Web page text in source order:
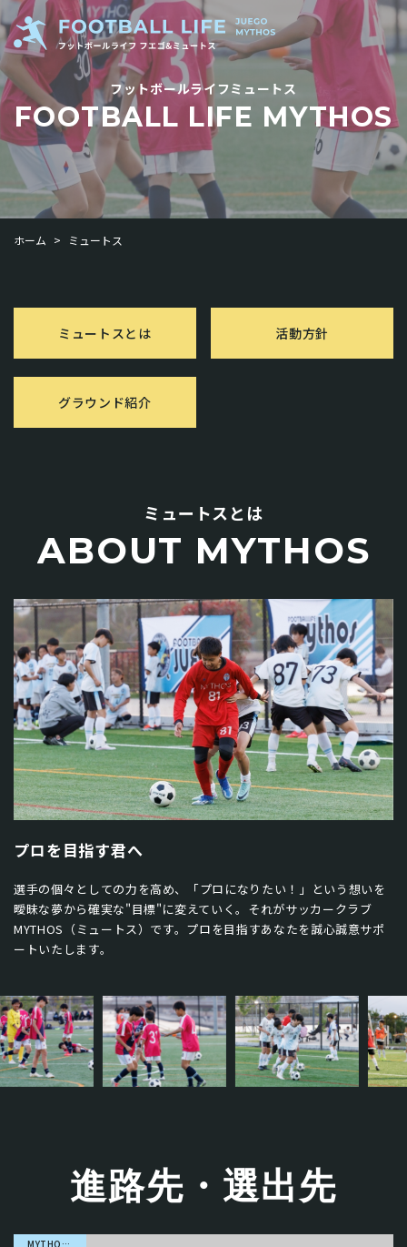
フットボールライフミュートス
FOOTBALL LIFE MYTHOS
ホーム > ミュートス
ミュートスとは 活動方針
グラウンド紹介
ミュートスとは
ABOUT MYTHOS
プロを目指す君へ
選手の個々としての力を高め、「プロになりたい！」という想いを
曖昧な夢から確実な"目標"に変えていく。それがサッカークラブ
MYTHOS（ミュートス）です。プロを目指すあなたを誠心誠意サポ
ートいたします。
進路先・選出先
MYTHOS 進路先・選出先紹介